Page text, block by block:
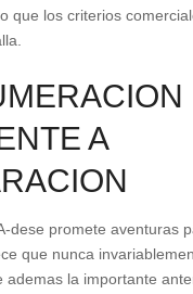
que los criterios
A
dese promete aventuras
que nunca
ademas la importante